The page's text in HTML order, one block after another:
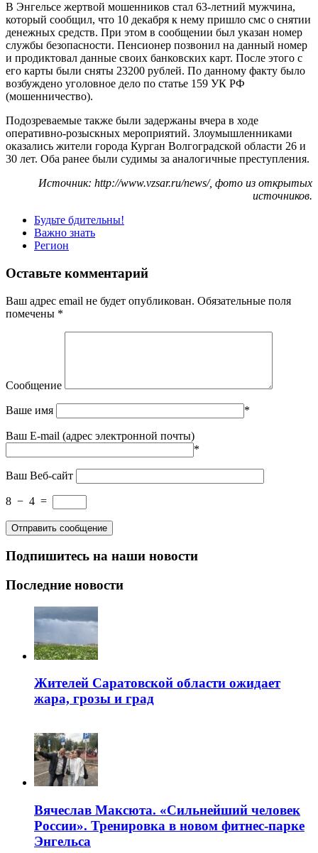
В Энгельсе жертвой мошенников стал 63-летний мужчина,
который сообщил, что 10 декабря к нему пришло смс о снятии
денежных средств. При этом в сообщении был указан номер
службы безопасности. Пенсионер позвонил на данный номер
и продиктовал данные своих банковских карт. После этого с
его карты были сняты 23200 рублей. По данному факту было
возбуждено уголовное дело по статье 159 УК РФ
(мошенничество).
Подозреваемые также были задержаны вчера в ходе
оперативно-розыскных мероприятий. Злоумышленниками
оказались жители города Курган Волгоградской области 26 и
30 лет. Оба ранее были судимы за аналогичные преступления.
Источник: http://www.vzsar.ru/news/, фото из открытых
источников.
Будьте бдительны!
Важно знать
Регион
Оставьте комментарий
Ваш адрес email не будет опубликован. Обязательные поля
помечены *
Сообщение
Ваше имя *
Ваш E-mail (адрес электронной почты)
*
Ваш Веб-сайт
8 − 4 =
Подпишитесь на наши новости
Последние новости
Жителей Саратовской области ожидает
жара, грозы и град
Вячеслав Максюта. «Сильнейший человек
России». Тренировка в новом фитнес-парке
Энгельса